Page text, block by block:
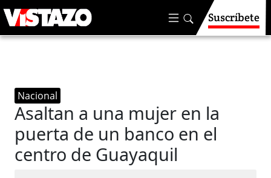
Suscríbete
Nacional
Asaltan a una mujer en la
puerta de un banco en el
centro de Guayaquil